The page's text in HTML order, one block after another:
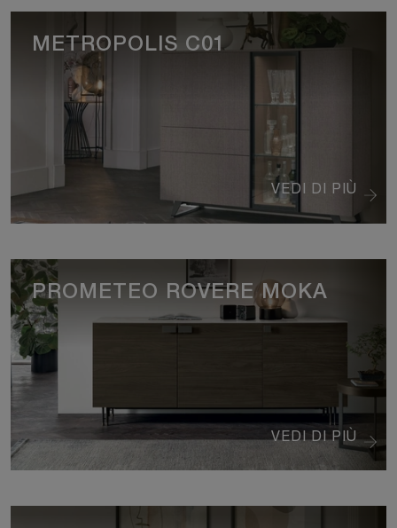
VEDI DI PIÙ
METROPOLIS C01
VEDI DI PIÙ
PROMETEO ROVERE MOKA